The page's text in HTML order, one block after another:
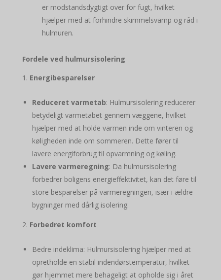
er modstandsdygtigt over for fugt, hvilket
hjælper med at forhindre skimmelsvamp og råd i
hulmuren.
Fordele ved hulmursisolering
Energibesparelser
Reduceret varmetab: Hulmursisolering reducerer
betydeligt varmetabet gennem væggene, hvilket
hjælper med at holde varmen inde om vinteren og
køligheden inde om sommeren. Dette fører til
lavere energiforbrug til opvarmning og køling.
Lavere varmeregning: Da hulmursisolering
forbedrer boligens energieffektivitet, kan det føre til
store besparelser på varmeregningen, især i ældre
bygninger med dårlig isolering.
Forbedret komfort
Bedre indeklima: Hulmursisolering hjælper med at
opretholde en stabil indendørstemperatur, hvilket
gør hjemmet mere behageligt at opholde sig i året